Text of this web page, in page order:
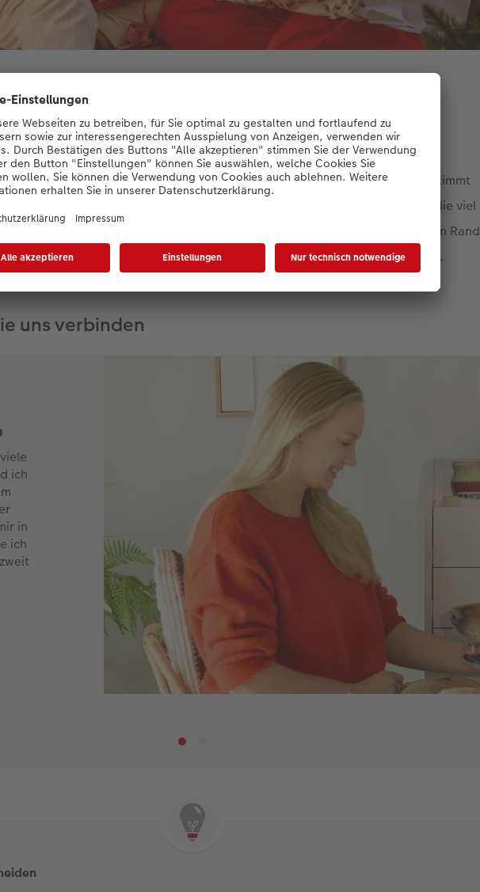
Geschichte: Damit die beiden Tischkalender perfekt aufeinander abgestimmt
für das vertikale Format und eine passende Designvorlage entschieden, die viel
bietet. Wichtig war mir vor allem, dass an den Seiten kein Rand
die Motive nahtlos ineinander über, sobald sie nebeneinanderstehen.
uns verbinden
ich
in
ich